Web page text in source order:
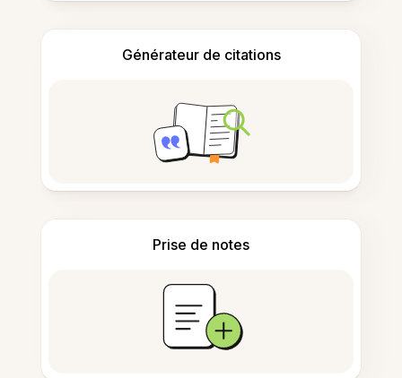
Générateur de citations
Prise de notes